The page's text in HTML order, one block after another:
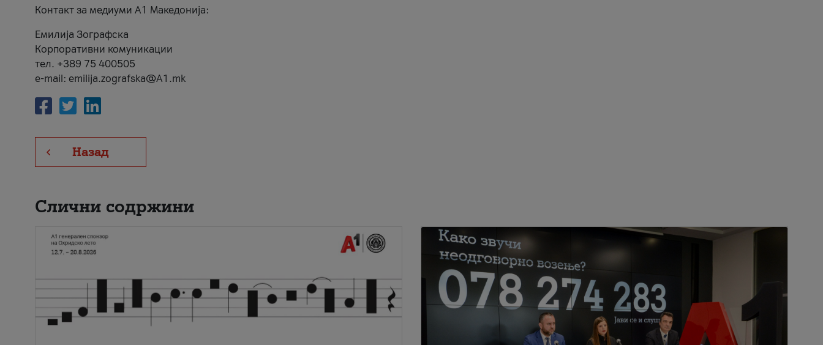
Контакт за медиуми А1 Македонија:
Емилија Зографска
Корпоративни комуникации
тел. +389 75 400505
e-mail: emilija.zografska@A1.mk
Назад
Слични содржини